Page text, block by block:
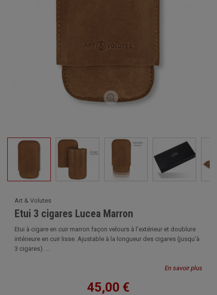
Art & Volutes
Etui 3 cigares Lucea Marron
Etui à cigare en cuir marron façon velours à l'extérieur et doublure
intérieure en cuir lisse. Ajustable à la longueur des cigares (jusqu'à
3 cigares). ...
En savoir plus
45,00 €